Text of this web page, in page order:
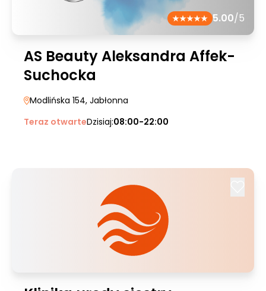
5.00/5
AS Beauty Aleksandra Affek-
Suchocka
Modlińska 154, Jabłonna
Teraz otwarteDzisiaj:08:00-22:00